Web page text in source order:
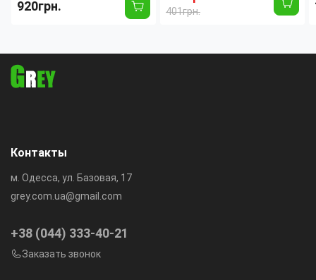
влагозащита IP44, для
террасы, сада и беседки
920грн.
ДУ, LED светильник с
вентилятором, 3 скорости,
401грн.
Контакты
м. Одесса, ул. Базовая, 17
grey.com.ua@gmail.com
+38 (044) 333-40-21
Заказать звонок